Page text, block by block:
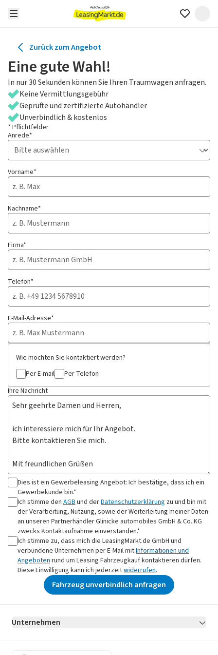
Zurück zum Angebot
Eine gute Wahl!
In nur 30 Sekunden können Sie Ihren Traumwagen anfragen.
Keine Vermittlungsgebühr
Geprüfte und zertifizierte Autohändler
Unverbindlich & kostenlos
* Pflichtfelder
Anrede*
Vorname*
Nachname*
Firma*
Telefon*
E-Mail-Adresse*
Wie möchten Sie kontaktiert werden?
Per E-mail
Per Telefon
Ihre Nachricht
Dies ist ein Gewerbeleasing Angebot: Ich bestätige, dass ich ein
Gewerbekunde bin.*
Ich stimme den AGBund derDatenschutzerklärung zu und bin mit
der Verarbeitung, Nutzung, sowie der Weiterleitung meiner Daten
an unseren Partnerhändler Glinicke automobiles GmbH & Co. KG
zwecks Kontaktaufnahme einverstanden.*
Ich stimme zu, dass mich die LeasingMarkt.de GmbH und
verbundene Unternehmen per E-Mail mitInformationen und
Angebotenrund um Leasing Fahrzeugkauf kontaktieren dürfen.
Diese Einwilligung kann ich jederzeitwiderrufen.
Fahrzeug unverbindlich anfragen
Unternehmen